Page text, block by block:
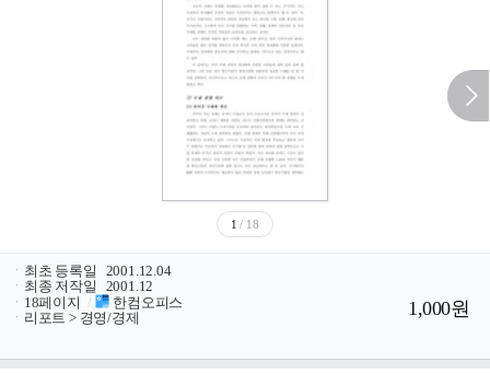
1 / 18
ㆍ 최초 등록일
2001.12.04
ㆍ 최종 저작일
2001.12
ㆍ 18페이지 /
한컴오피스
ㆍ 리포트 > 경영/경제 1,000원